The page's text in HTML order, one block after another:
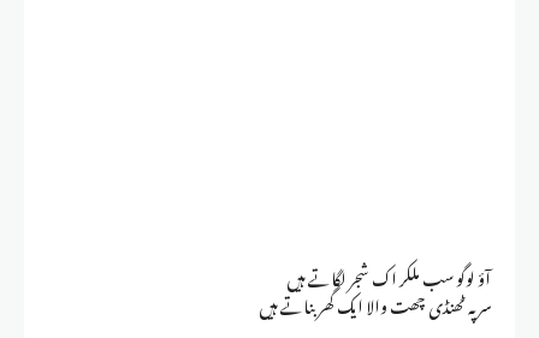
آؤ لوگو سب ملکر اک شجر لگاتے ہیں
سر پہ ٹھنڈی چھت والا ایک گھر بناتے ہیں